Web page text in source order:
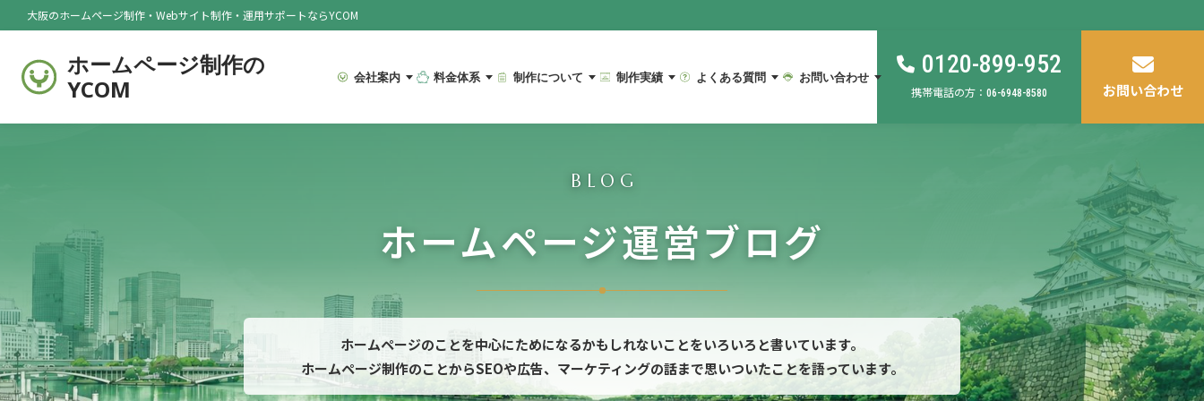
大阪のホームページ制作・Webサイト制作・運用サポートならYCOM
ホームページ制作の
YCOM
会社案内 料金体系 制作について 制作実績 よくある質問 お問い合わせ 0120-899-952
携帯電話の方： 06-6948-8580 お問い合わせ
ホームページ運営ブログ
BLOG
ホームページのことを中心にためになるかもしれないことをいろいろと書いています。
ホームページ制作のことからSEOや広告、マーケティングの話まで思いついたことを語っています。